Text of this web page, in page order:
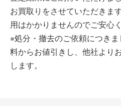
お買取りをさせていただきま
用はかかりませんのでご安心
※処分・撤去のご依頼につき
料からお値引きし、他社より
します。